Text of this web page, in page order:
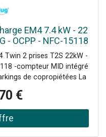
EM4 7.4 kW - 22
- OCPP - NFC-15118
Twin 2 prises T2S 22kW -
-compteur MID intégré
de copropiétées La
les parkings et
de type 2S avec volets
doubles permet la
véhicules. Grâce à
€